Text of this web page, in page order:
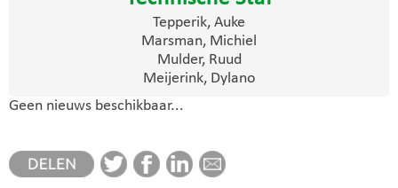
Tepperik, Auke
Marsman, Michiel
Mulder, Ruud
Meijerink, Dylano
Geen nieuws beschikbaar...